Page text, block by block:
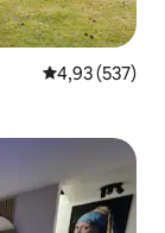
Gemiddelde
4,93 (537)